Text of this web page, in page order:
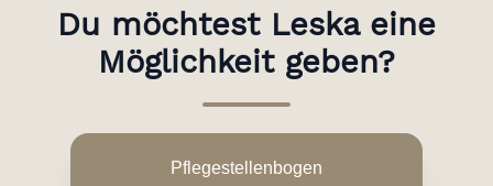
Du möchtest Leska eine
Möglichkeit geben?
Pflegestellenbogen